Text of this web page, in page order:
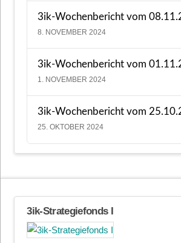
3ik-Wochenbericht vom
8. NOVEMBER 2024
3ik-Wochenbericht vom
1. NOVEMBER 2024
3ik-Wochenbericht vom
25. OKTOBER 2024
3ik-Strategiefonds I